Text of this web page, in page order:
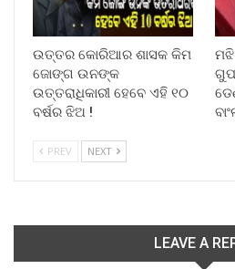
ଉତ୍ତର କୋରିଆର ଶାସକ କିମ
ଜୋଙ୍ଗ ଉନଙ୍କ
ଉତ୍ତରାଧିକାରୀ ହେବେ ଏହି ୧୦
ବର୍ଷର ଝିଅ !
ମଝି
PREV NEXT
LEAVE A